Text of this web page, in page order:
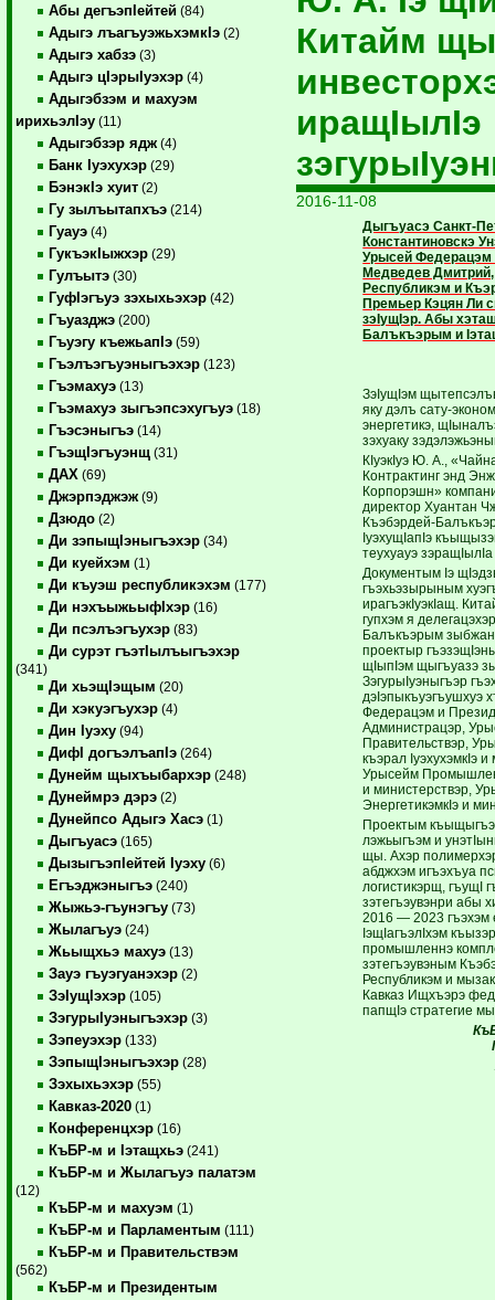
Абы дегъэпIейтей (84)
Адыгэ лъагъуэжьхэмкIэ (2)
Адыгэ хабзэ (3)
Адыгэ цIэрыIуэхэр (4)
Адыгэбзэм и махуэм
ирихьэлIэу (11)
Адыгэбзэр ядж (4)
Банк Iуэхухэр (29)
БэнэкIэ хуит (2)
Гу зылъытапхъэ (214)
Гуауэ (4)
ГукъэкIыжхэр (29)
Гулъытэ (30)
ГуфIэгъуэ зэхыхьэхэр (42)
Гъуазджэ (200)
Гъуэгу къежьапIэ (59)
Гъэлъэгъуэныгъэхэр (123)
Гъэмахуэ (13)
Гъэмахуэ зыгъэпсэхугъуэ (18)
Гъэсэныгъэ (14)
ГъэщIэгъуэнщ (31)
ДАХ (69)
Джэрпэджэж (9)
Дзюдо (2)
Ди зэпыщIэныгъэхэр (34)
Ди куейхэм (1)
Ди къуэш республикэхэм (177)
Ди нэхъыжьыфIхэр (16)
Ди псэлъэгъухэр (83)
Ди сурэт гъэтIылъыгъэхэр
(341)
Ди хьэщIэщым (20)
Ди хэкуэгъухэр (4)
Дин Iуэху (94)
ДифI догъэлъапIэ (264)
Дунейм щыхъыбархэр (248)
Дунеймрэ дэрэ (2)
Дунейпсо Адыгэ Хасэ (1)
Дыгъуасэ (165)
ДызыгъэпIейтей Iуэху (6)
Егъэджэныгъэ (240)
Жыжьэ-гъунэгъу (73)
Жылагъуэ (24)
Жьыщхьэ махуэ (13)
Зауэ гъуэгуанэхэр (2)
ЗэIущIэхэр (105)
ЗэгурыIуэныгъэхэр (3)
Зэпеуэхэр (133)
ЗэпыщIэныгъэхэр (28)
Зэхыхьэхэр (55)
Кавказ-2020 (1)
Конференцхэр (16)
КъБР-м и Iэтащхьэ (241)
КъБР-м и Жылагъуэ палатэм
(12)
КъБР-м и махуэм (1)
КъБР-м и Парламентым (111)
КъБР-м и Правительствэм
(562)
КъБР-м и Президентым
Китайм
иращIылIэ
2016-11-08
Дыгъуасэ Санкт-
Константиновскэ
Урысей Федерацэм
Медведев
Республикэм и
Премьер Кэцян Ли
зэIущIэр. Абы
Балъкъэрым и
ЗэIущIэм
яку дэлъ сату-
энергетикэ,
зэхуаку
КIуэкIуэ Ю. А.,
Контрактинг энд
Корпорэшн»
директор Хуантан
Къэбэрдей-
IуэхущIапIэ
теухуауэ
Документым Iэ
гъэхьэзырыным
ирагъэкIуэкIащ.
гупхэм я
Балъкъэрым
проектыр
щIыпIэм щыгъуазэ
ЗэгурыIуэныгъэр
дэIэпыкъуэгъушхуэ
Федерацэм и
Администрацэр,
Правительствэр,
къэрал IуэхухэмкIэ
Урысейм
и министерствэр,
ЭнергетикэмкIэ и
Проектым
лэжьыгъэм и
щы. Ахэр
абджхэм игъэхъуа
логистикэрщ, гъущI
зэтегъэувэнри абы
2016 — 2023
IэщIагъэлIхэм
промышленнэ
зэтегъэувэным
Республикэм и
Кавказ Ищхъэрэ
папщIэ стратегие